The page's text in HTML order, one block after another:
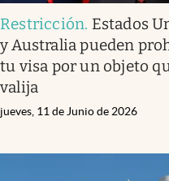
Restricción. Estados
y Australia pueden
tu visa por un objeto
valija
jueves, 11 de Junio de 2026